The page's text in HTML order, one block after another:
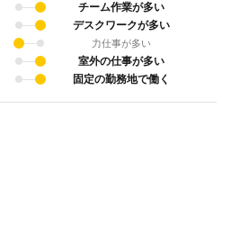
チーム作業が多い
デスクワークが多い
力仕事が多い
室外の仕事が多い
固定の勤務地で働く